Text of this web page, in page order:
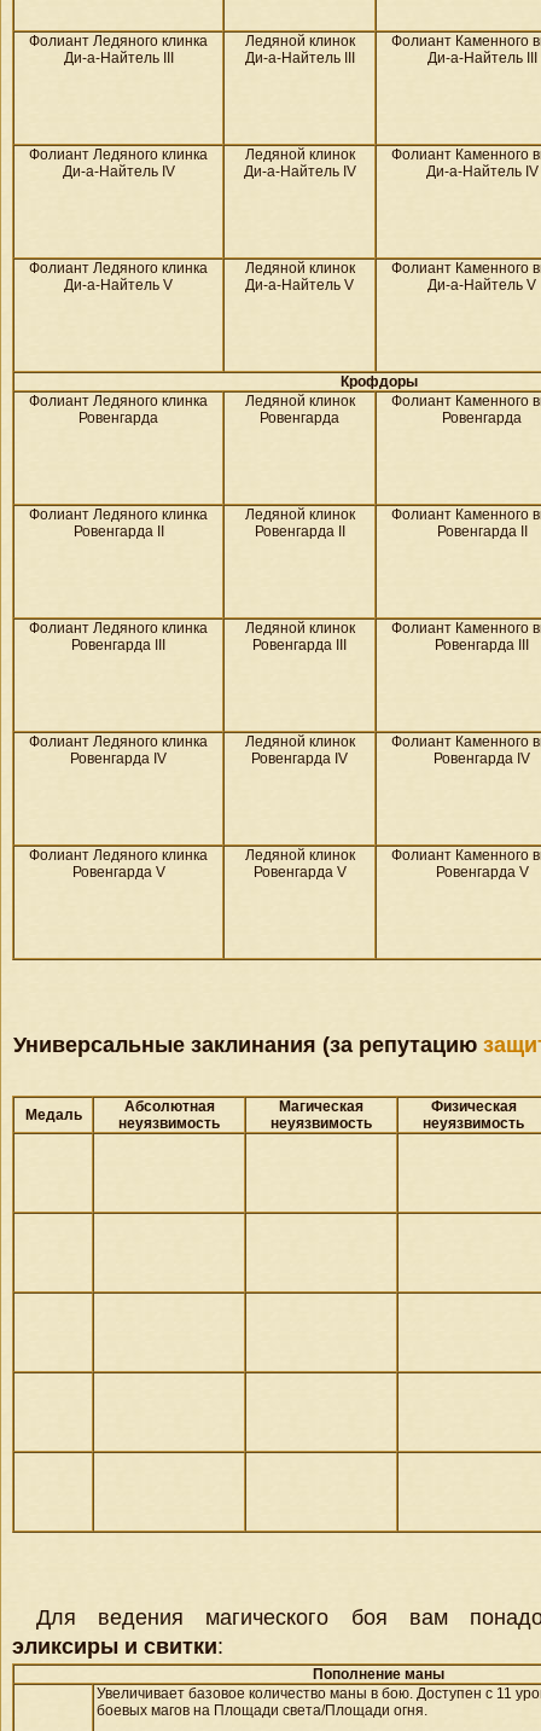
Фолиант Ледяного клинка
Ди-а-Найтель III
Ледяной клинок
Ди-а-Найтель III
Фолиант Каменного
Ди-а-Найтель III
Фолиант Ледяного клинка
Ди-а-Найтель IV
Ледяной клинок
Ди-а-Найтель IV
Фолиант Каменного
Ди-а-Найтель IV
Фолиант Ледяного клинка
Ди-а-Найтель V
Ледяной клинок
Ди-а-Найтель V
Фолиант Каменного
Ди-а-Найтель V
Крофдоры
Фолиант Ледяного клинка
Ровенгарда
Ледяной клинок
Ровенгарда
Фолиант Каменного
Ровенгарда
Фолиант Ледяного клинка
Ровенгарда II
Ледяной клинок
Ровенгарда II
Фолиант Каменного
Ровенгарда II
Фолиант Ледяного клинка
Ровенгарда III
Ледяной клинок
Ровенгарда III
Фолиант Каменного
Ровенгарда III
Фолиант Ледяного клинка
Ровенгарда IV
Ледяной клинок
Ровенгарда IV
Фолиант Каменного
Ровенгарда IV
Фолиант Ледяного клинка
Ровенгарда V
Ледяной клинок
Ровенгарда V
Фолиант Каменного
Ровенгарда V
Универсальные заклинания (за репутацию
Медаль
Абсолютная
неуязвимость
Магическая
неуязвимость
Физическая
неуязвимость
Для ведения магического боя вам
эликсиры и свитки:
Пополнение маны
Увеличивает базовое количество маны в бою. Доступен с 11
боевых магов на Площади света/Площади огня.